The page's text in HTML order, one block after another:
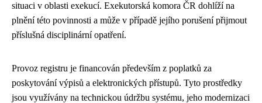
situaci v oblasti exekucí. Exekutorská komora ČR dohlíží na
plnění této povinnosti a může v případě jejího porušení přijmout
příslušná disciplinární opatření.
Provoz registru je financován především z poplatků za
poskytování výpisů a elektronických přístupů. Tyto prostředky
jsou využívány na technickou údržbu systému, jeho modernizaci